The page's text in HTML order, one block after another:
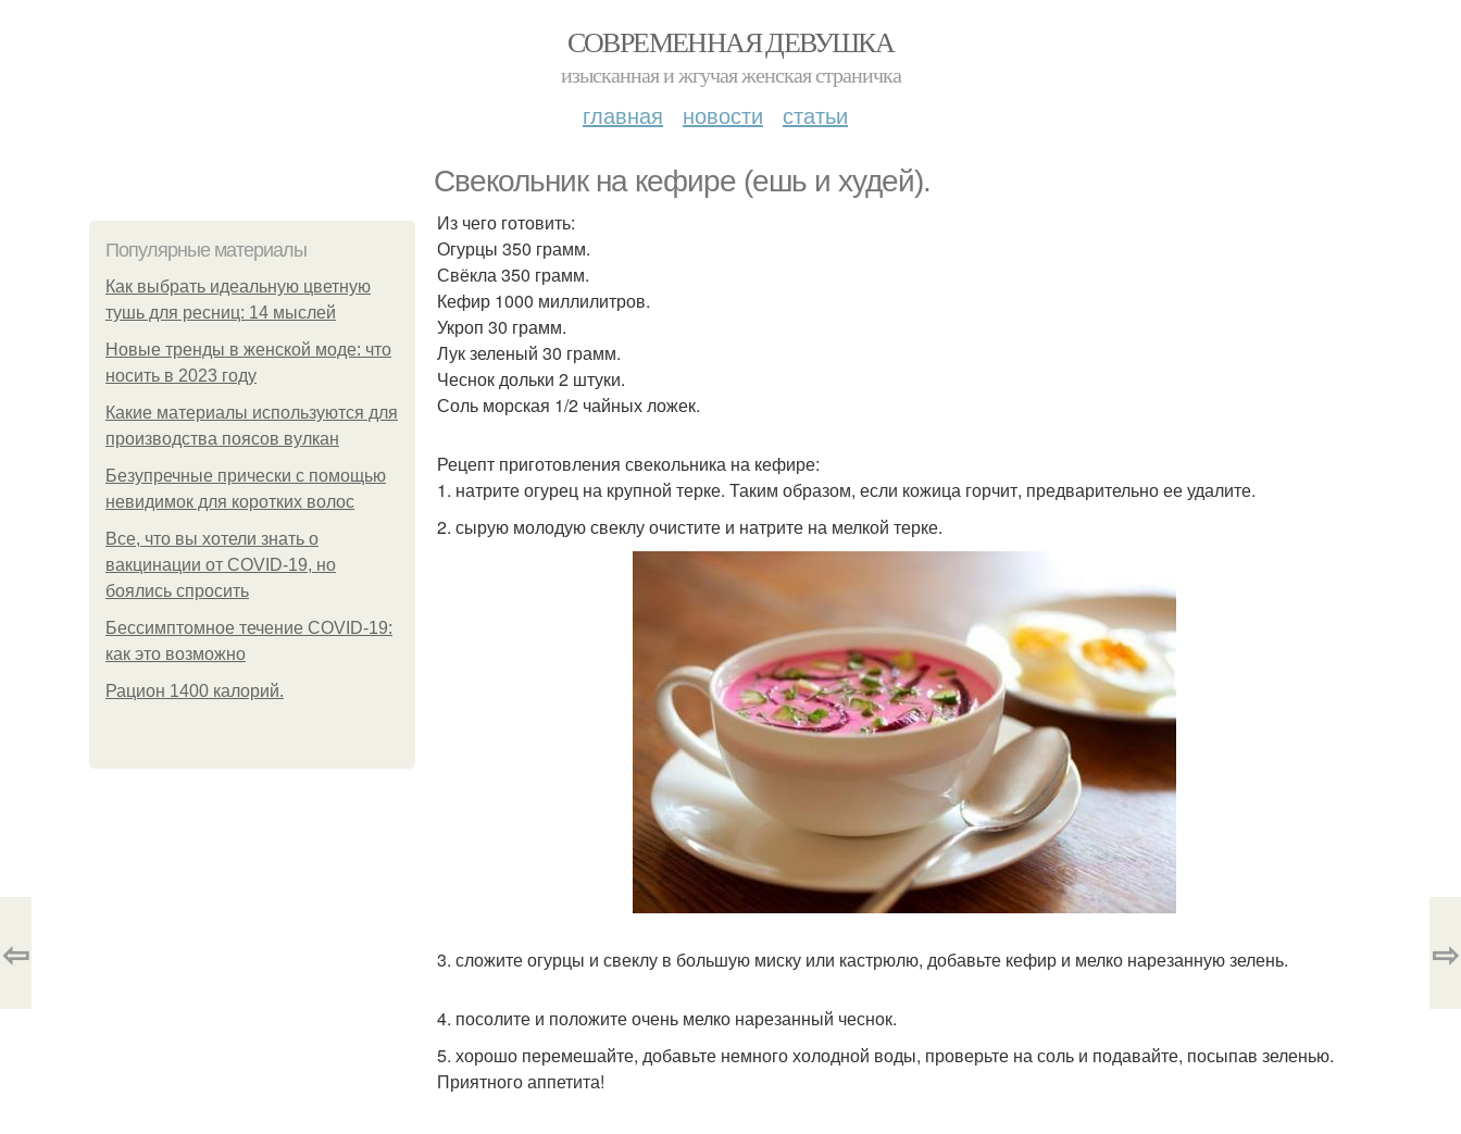
СОВРЕМЕННАЯ ДЕВУШКА
изысканная и жгучая женская страничка
главная новости статьи
Свекольник на кефире (ешь и худей).
Популярные материалы
Как выбрать идеальную цветную
тушь для ресниц: 14 мыслей
Новые тренды в женской моде: что
носить в 2023 году
Какие материалы используются для
производства поясов вулкан
Безупречные прически с помощью
невидимок для коротких волос
Все, что вы хотели знать о
вакцинации от COVID-19, но
боялись спросить
Бессимптомное течение COVID-19:
как это возможно
Рацион 1400 калорий.
Из чего готовить:
Огурцы 350 грамм.
Свёкла 350 грамм.
Кефир 1000 миллилитров.
Укроп 30 грамм.
Лук зеленый 30 грамм.
Чеснок дольки 2 штуки.
Соль морская 1/2 чайных ложек.
Рецепт приготовления свекольника на кефире:
1. натрите огурец на крупной терке. Таким образом, если кожица горчит, предварительно ее удалите.
2. сырую молодую свеклу очистите и натрите на мелкой терке.
3. сложите огурцы и свеклу в большую миску или кастрюлю, добавьте кефир и мелко нарезанную зелень.
4. посолите и положите очень мелко нарезанный чеснок.
5. хорошо перемешайте, добавьте немного холодной воды, проверьте на соль и подавайте, посыпав зеленью.
Приятного аппетита!
⇦ ⇨